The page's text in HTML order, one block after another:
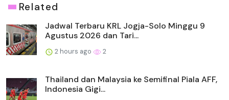
Related
Jadwal Terbaru KRL Jogja-Solo Minggu 9
Agustus 2026 dan Tari...
2 hours ago 2
Thailand dan Malaysia ke Semifinal Piala AFF,
Indonesia Gigi...